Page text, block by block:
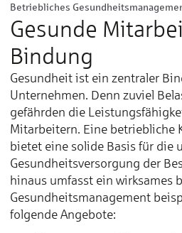
Betriebliches
Gesunde
Bindung
Gesundheit ist ein zentraler
Unternehmen. Denn zuviel
gefährden die
Mitarbeitern. Eine betriebliche
bietet eine solide Basis für die
Gesundheitsversorgung der
hinaus umfasst ein wirksames
Gesundheitsmanagement
folgende Angebote: